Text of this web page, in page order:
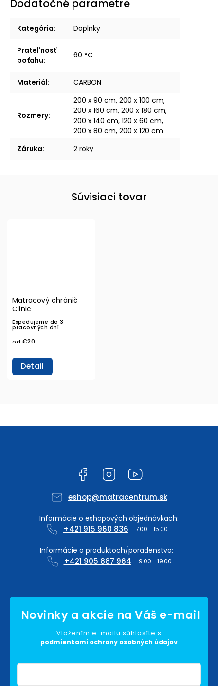
Dodatočné parametre
Kategória: Doplnky
Prateľnosť
poťahu:
60 °C
Materiál: CARBON
Rozmery:
200 x 90 cm, 200 x 100 cm,
200 x 160 cm, 200 x 180 cm,
200 x 140 cm, 120 x 60 cm,
200 x 80 cm, 200 x 120 cm
Záruka: 2 roky
Súvisiaci tovar
Matracový chránič
Clinic
Expedujeme do 3
pracovných dní
od €20
Detail
Facebook Instagram
eshop@matracentrum.sk
+421 915 960 836
+421 905 887 964
Vložením e-mailu súhlasíte s
podmienkami ochrany osobných údajov